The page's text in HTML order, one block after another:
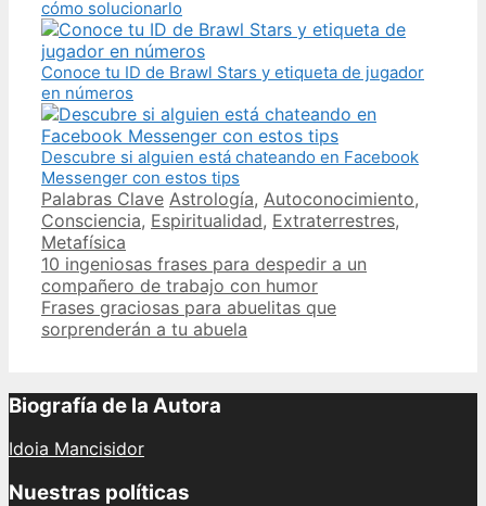
cómo solucionarlo
Conoce tu ID de Brawl Stars y etiqueta de jugador
en números
Descubre si alguien está chateando en Facebook
Messenger con estos tips
Categories
Palabras Clave Tags
Astrología, Autoconocimiento,
Consciencia, Espiritualidad, Extraterrestres,
Metafísica
Post
navigation
10 ingeniosas frases para despedir a un
compañero de trabajo con humor
Frases graciosas para abuelitas que
sorprenderán a tu abuela
Biografía de la Autora
Idoia Mancisidor
Nuestras políticas